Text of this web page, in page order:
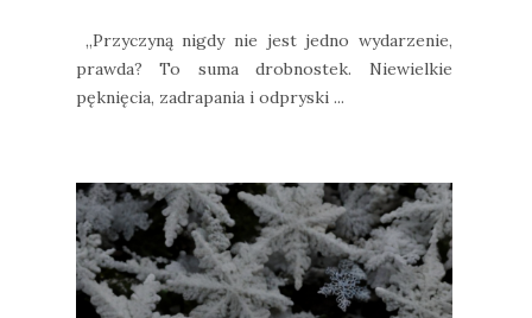
„Przyczyną nigdy nie jest jedno wydarzenie,
prawda? To suma drobnostek. Niewielkie
pęknięcia, zadrapania i odpryski ...